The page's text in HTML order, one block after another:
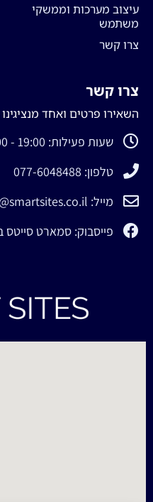
עיצוב מערכות וממשקי
משתמש
צרו קשר
צרו קשר
השאירו פרטים ואחד
שעות פעילות: 19:00 - 09:00
טלפון: 077-6048488
מייל: info@smartsites.co.il
פייסבוק: סמארט סייטס